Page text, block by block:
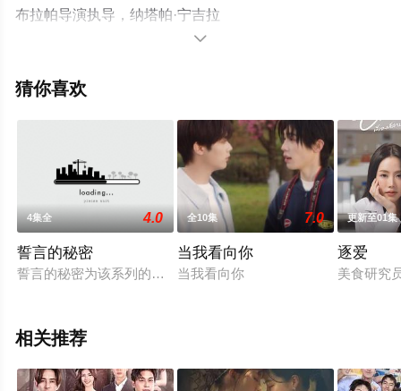
布拉帕导演执导，纳塔帕·宁吉拉
瓦
剧情已揭晓（全10集），手机免费观看高清未删减完整版
更多剧情信息可移步至豆瓣电视剧、电视猫或剧情网等平

猜你喜欢
4集全 4.0
誓言的秘密
誓言的秘密为该系列的第三单元，本单元讲述了一对青年男女
全10集 7.0
当我看向你
当我看向你
更新至01集
逐爱
美食研究
相关推荐